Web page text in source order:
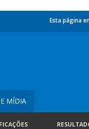
Esta página
MÍDIA